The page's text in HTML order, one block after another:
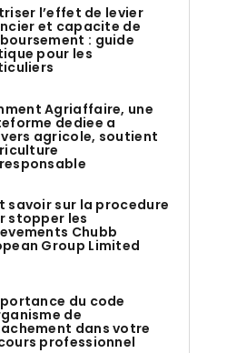
l’effet de levier
et capacite de
: guide
pour les
Agriaffaire, une
dediee a
agricole, soutient
savoir sur la procedure
stopper les
Chubb
Group Limited
du code
de
dans votre
professionnel